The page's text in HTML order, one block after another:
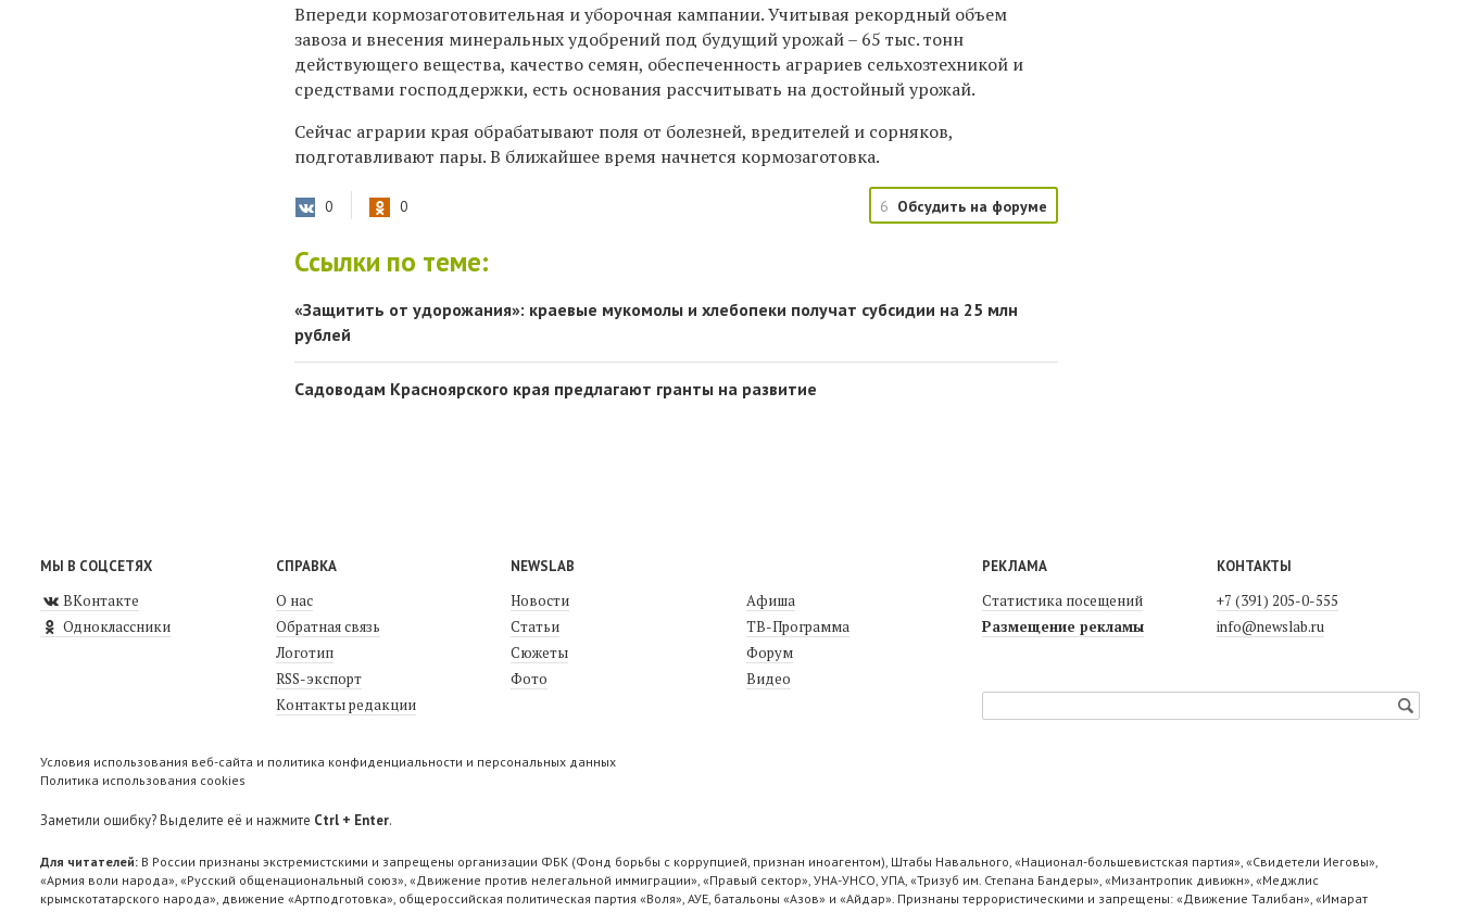
Впереди кормозаготовительная и уборочная кампании. Учитывая рекордный объем
завоза и внесения минеральных удобрений под будущий урожай – 65 тыс. тонн
действующего вещества, качество семян, обеспеченность аграриев сельхозтехникой и
средствами господдержки, есть основания рассчитывать на достойный урожай.
Сейчас аграрии края обрабатывают поля от болезней, вредителей и сорняков,
подготавливают пары. В ближайшее время начнется кормозаготовка.
0 0 6 Обсудить на форуме
Ссылки по теме:
«Защитить от удорожания»: краевые мукомолы и хлебопеки получат субсидии на 25 млн
рублей
Садоводам Красноярского края предлагают гранты на развитие
МЫ В СОЦСЕТЯХ
ВКонтакте
Одноклассники
СПРАВКА
О нас
Обратная связь
Логотип
RSS-экспорт
Контакты редакции
NEWSLAB
Новости
Статьи
Сюжеты
Фото
Афиша
ТВ-Программа
Форум
Видео
РЕКЛАМА
Статистика посещений
Размещение рекламы
КОНТАКТЫ
+7 (391) 205-0-555
info@newslab.ru
Условия использования веб-сайта и политика конфиденциальности и персональных данных
Политика использования cookies
Заметили ошибку? Выделите её и нажмите Ctrl + Enter.
Для читателей: В России признаны экстремистскими и запрещены организации ФБК (Фонд борьбы с коррупцией, признан иноагентом), Штабы Навального, «Национал-большевистская партия», «Свидетели Иеговы»,
«Армия воли народа», «Русский общенациональный союз», «Движение против нелегальной иммиграции», «Правый сектор», УНА-УНСО, УПА, «Тризуб им. Степана Бандеры», «Мизантропик дивижн», «Меджлис
крымскотатарского народа», движение «Артподготовка», общероссийская политическая партия «Воля», АУЕ, батальоны «Азов» и «Айдар». Признаны террористическими и запрещены: «Движение Талибан», «Имарат